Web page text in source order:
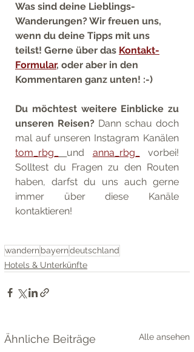
Was sind deine Lieblings-
Wanderungen? Wir freuen uns,
wenn du deine Tipps mit uns
teilst! Gerne über das Kontakt-
Formular, oder aber in den
Kommentaren ganz unten! :-)
Du möchtest weitere Einblicke zu
unseren Reisen? Dann schau doch
tom_rbg_
und anna_rbg_
vorbei!
Solltest du Fragen zu den Routen
haben, darfst du uns auch gerne
immer über diese Kanäle
kontaktieren!
wandernbayerndeutschland
Hotels & Unterkünfte
Ähnliche Beiträge Alle ansehen